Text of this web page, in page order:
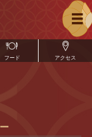
フード アクセス